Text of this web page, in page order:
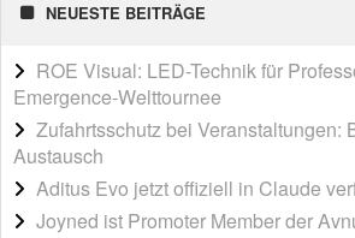
NEUESTE BEITRÄGE
ROE Visual: LED-Technik für
Emergence-Welttournee
Zufahrtsschutz bei Veranstaltungen:
Austausch
Aditus Evo jetzt offiziell in Claude
Joyned ist Promoter Member der